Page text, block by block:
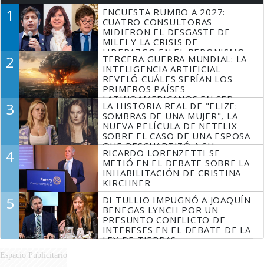
1
ENCUESTA RUMBO A 2027:
CUATRO CONSULTORAS
MIDIERON EL DESGASTE DE
MILEI Y LA CRISIS DE
LIDERAZGO EN EL PERONISMO
2
TERCERA GUERRA MUNDIAL: LA
INTELIGENCIA ARTIFICIAL
REVELÓ CUÁLES SERÍAN LOS
PRIMEROS PAÍSES
LATINOAMERICANOS EN SER
DERROTADOS
3
LA HISTORIA REAL DE "ELIZE:
SOMBRAS DE UNA MUJER", LA
NUEVA PELÍCULA DE NETFLIX
SOBRE EL CASO DE UNA ESPOSA
QUE DESCUARTIZÓ A SU
MARIDO
4
RICARDO LORENZETTI SE
METIÓ EN EL DEBATE SOBRE LA
INHABILITACIÓN DE CRISTINA
KIRCHNER
5
DI TULLIO IMPUGNÓ A JOAQUÍN
BENEGAS LYNCH POR UN
PRESUNTO CONFLICTO DE
INTERESES EN EL DEBATE DE LA
LEY DE TIERRAS
Espacio Publicitario